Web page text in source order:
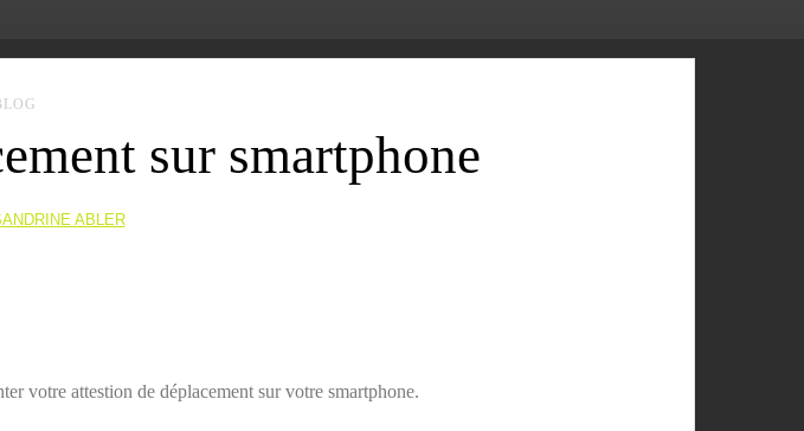
sur smartphone
ABLER
votre attestion de déplacement sur votre smartphone.